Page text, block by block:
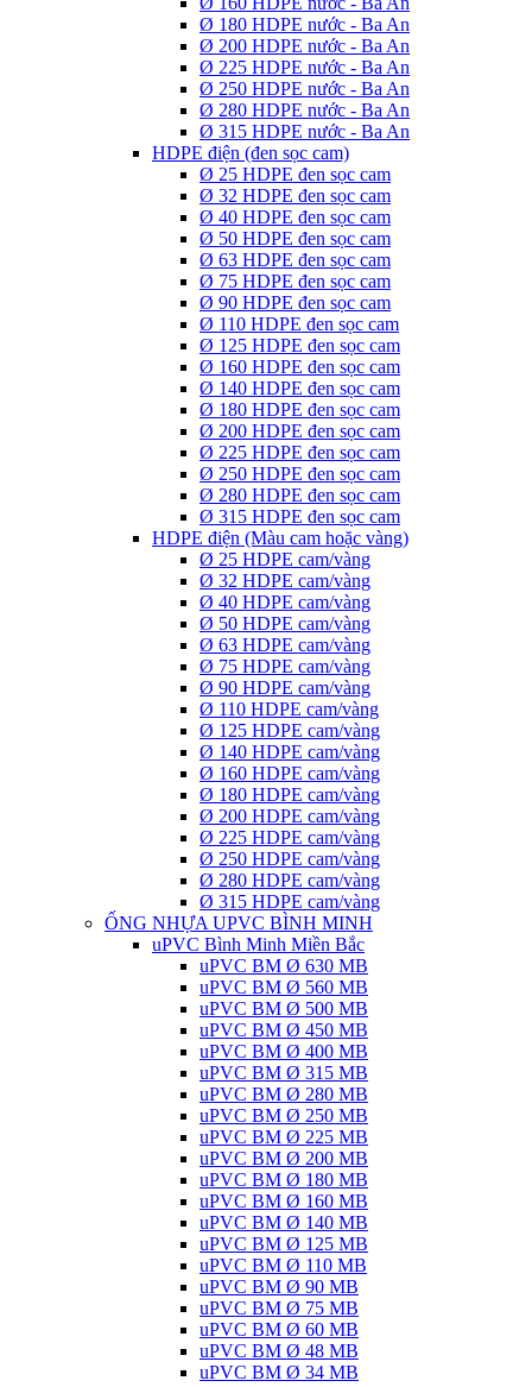
Ø 180 HDPE nước - Ba An
Ø 200 HDPE nước - Ba An
Ø 225 HDPE nước - Ba An
Ø 250 HDPE nước - Ba An
Ø 280 HDPE nước - Ba An
Ø 315 HDPE nước - Ba An
HDPE điện (đen sọc cam)
Ø 25 HDPE đen sọc cam
Ø 32 HDPE đen sọc cam
Ø 40 HDPE đen sọc cam
Ø 50 HDPE đen sọc cam
Ø 63 HDPE đen sọc cam
Ø 75 HDPE đen sọc cam
Ø 90 HDPE đen sọc cam
Ø 110 HDPE đen sọc cam
Ø 125 HDPE đen sọc cam
Ø 160 HDPE đen sọc cam
Ø 140 HDPE đen sọc cam
Ø 180 HDPE đen sọc cam
Ø 200 HDPE đen sọc cam
Ø 225 HDPE đen sọc cam
Ø 250 HDPE đen sọc cam
Ø 280 HDPE đen sọc cam
Ø 315 HDPE đen sọc cam
HDPE điện (Màu cam hoặc vàng)
Ø 25 HDPE cam/vàng
Ø 32 HDPE cam/vàng
Ø 40 HDPE cam/vàng
Ø 50 HDPE cam/vàng
Ø 63 HDPE cam/vàng
Ø 75 HDPE cam/vàng
Ø 90 HDPE cam/vàng
Ø 110 HDPE cam/vàng
Ø 125 HDPE cam/vàng
Ø 140 HDPE cam/vàng
Ø 160 HDPE cam/vàng
Ø 180 HDPE cam/vàng
Ø 200 HDPE cam/vàng
Ø 225 HDPE cam/vàng
Ø 250 HDPE cam/vàng
Ø 280 HDPE cam/vàng
Ø 315 HDPE cam/vàng
ỐNG NHỰA UPVC BÌNH MINH
uPVC Bình Minh Miền Bắc
uPVC BM Ø 630 MB
uPVC BM Ø 560 MB
uPVC BM Ø 500 MB
uPVC BM Ø 450 MB
uPVC BM Ø 400 MB
uPVC BM Ø 315 MB
uPVC BM Ø 280 MB
uPVC BM Ø 250 MB
uPVC BM Ø 225 MB
uPVC BM Ø 200 MB
uPVC BM Ø 180 MB
uPVC BM Ø 160 MB
uPVC BM Ø 140 MB
uPVC BM Ø 125 MB
uPVC BM Ø 110 MB
uPVC BM Ø 90 MB
uPVC BM Ø 75 MB
uPVC BM Ø 60 MB
uPVC BM Ø 48 MB
uPVC BM Ø 34 MB